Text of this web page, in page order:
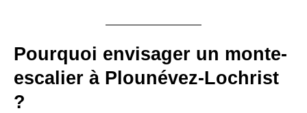
Pourquoi envisager un monte-
escalier à Plounévez-Lochrist
?